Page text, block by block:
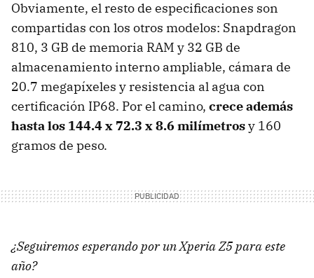
Obviamente, el resto de especificaciones son
compartidas con los otros modelos: Snapdragon
810, 3 GB de memoria RAM y 32 GB de
almacenamiento interno ampliable, cámara de
20.7 megapíxeles y resistencia al agua con
certificación IP68. Por el camino, crece además
hasta los 144.4 x 72.3 x 8.6 milímetrosy 160
gramos de peso.
¿Seguiremos esperando por un Xperia Z5 para este
año?